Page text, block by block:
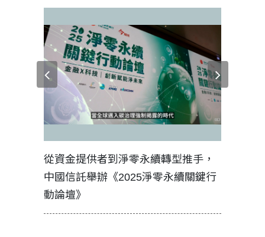
從資金提供者到淨零永續轉型推手，
中國信託舉辦《2025淨零永續關鍵行
動論壇》